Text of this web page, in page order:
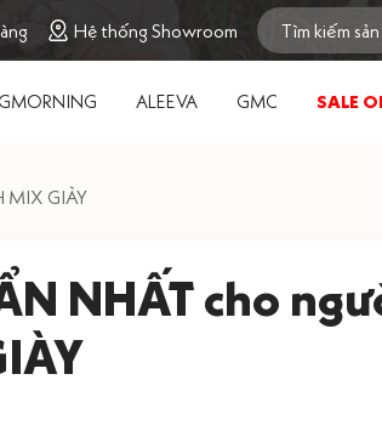
Hệ thống Showroom
GMORNING ALEEVA GMC SALE
MIX GIÀY
NHẤT cho